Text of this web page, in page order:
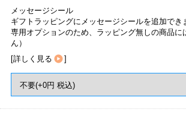
メッセージシール
ギフトラッピングにメッセージシールを追加でき
専用オプションのため、ラッピング無しの商品に
ん）
[詳しく見る ]